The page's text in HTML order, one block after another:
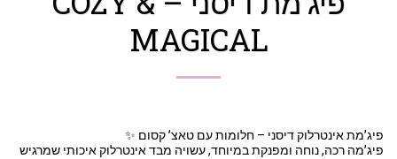
MAGICAL
פיג’מה רכה, נוחה ומפנקת במיוחד, עשויה מבד אינטרלוק איכותי שמרגיש